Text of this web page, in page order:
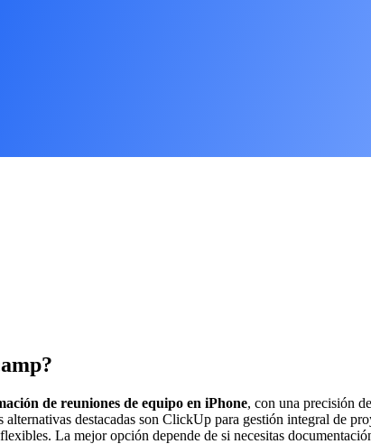
de reuniones de equipo en iPhone, con una precisión
destacadas son ClickUp para gestión integral de
La mejor opción depende de si necesitas